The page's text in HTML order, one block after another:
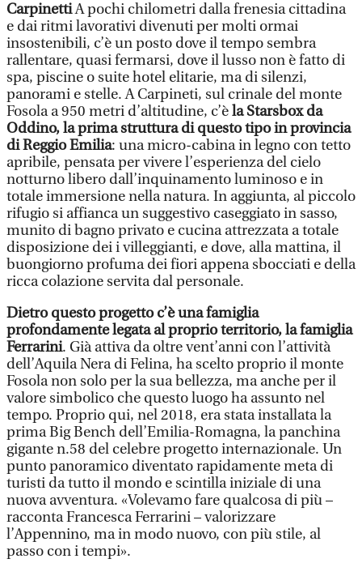
CarpinettiA pochi chilometri dalla frenesia cittadina
e dai ritmi lavorativi divenuti per molti ormai
insostenibili, c’è un posto dove il tempo sembra
rallentare, quasi fermarsi, dove il lusso non è fatto di
spa, piscine o suite hotel elitarie, ma di silenzi,
panorami e stelle. A Carpineti, sul crinale del monte
Fosola a 950 metri d’altitudine, c’èla Starsbox da
Oddino, la prima struttura di questo tipo in provincia
di Reggio Emilia: una micro-cabina in legno con tetto
apribile, pensata per vivere l’esperienza del cielo
notturno libero dall’inquinamento luminoso e in
totale immersione nella natura. In aggiunta, al piccolo
rifugio si affianca un suggestivo caseggiato in sasso,
munito di bagno privato e cucina attrezzata a totale
disposizione dei i villeggianti, e dove, alla mattina, il
buongiorno profuma dei fiori appena sbocciati e della
ricca colazione servita dal personale.
Dietro questo progetto c’è una famiglia
profondamente legata al proprio territorio, la famiglia
Ferrarini. Già attiva da oltre vent’anni con l’attività
dell’Aquila Nera di Felina, ha scelto proprio il monte
Fosola non solo per la sua bellezza, ma anche per il
valore simbolico che questo luogo ha assunto nel
tempo. Proprio qui, nel 2018, era stata installata la
prima Big Bench dell’Emilia-Romagna, la panchina
gigante n.58 del celebre progetto internazionale. Un
punto panoramico diventato rapidamente meta di
turisti da tutto il mondo e scintilla iniziale di una
nuova avventura. «Volevamo fare qualcosa di più –
racconta Francesca Ferrarini – valorizzare
l’Appennino, ma in modo nuovo, con più stile, al
passo con i tempi».